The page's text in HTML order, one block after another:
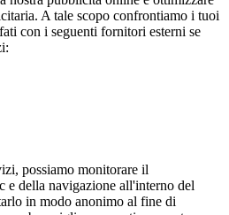
A tale scopo confrontiamo i tuoi
con i seguenti fornitori esterni se
possiamo monitorare il
e della navigazione all'interno del
in modo anonimo al fine di